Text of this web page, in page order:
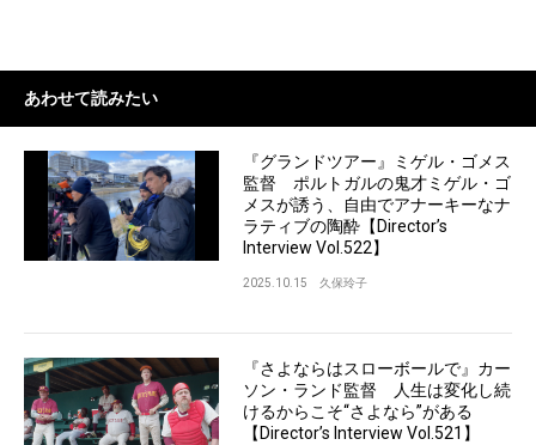
あわせて読みたい
『グランドツアー』ミゲル・ゴメス
監督 ポルトガルの鬼才ミゲル・ゴ
メスが誘う、自由でアナーキーなナ
ラティブの陶酔【Director’s
Interview Vol.522】
2025.10.15 久保玲子
『さよならはスローボールで』カー
ソン・ランド監督 人生は変化し続
けるからこそ“さよなら”がある
【Director’s Interview Vol.521】